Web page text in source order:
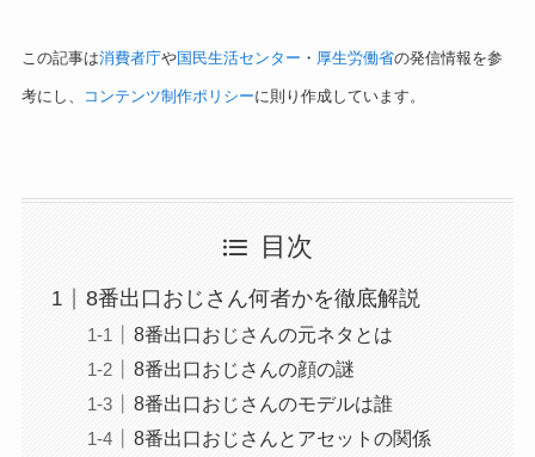
この記事は消費者庁や国民生活センター ・ 厚生労働省の発信情報を参
考にし、 コンテンツ制作ポリシーに則り作成しています。
目次
8番出口おじさん何者かを徹底解説
8番出口おじさんの元ネタとは
8番出口おじさんの顔の謎
8番出口おじさんのモデルは誰
8番出口おじさんとアセットの関係